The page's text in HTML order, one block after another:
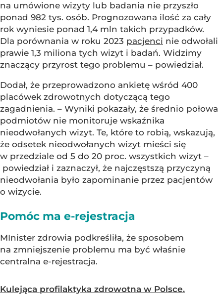
na umówione wizyty lub badania nie przyszło
ponad 982 tys. osób. Prognozowana ilość za cały
rok wyniesie ponad 1,4 mln takich przypadków.
Dla porównania w roku 2023 pacjenci nie odwołali
prawie 1,3 miliona tych wizyt i badań. Widzimy
znaczący przyrost tego problemu – powiedział.
Dodał, że przeprowadzono ankietę wśród 400
placówek zdrowotnych dotyczącą tego
zagadnienia. – Wyniki pokazały, że średnio połowa
podmiotów nie monitoruje wskaźnika
nieodwołanych wizyt. Te, które to robią, wskazują,
że odsetek nieodwołanych wizyt mieści się
w przedziale od 5 do 20 proc. wszystkich wizyt –
powiedział i zaznaczył, że najczęstszą przyczyną
nieodwołania było zapominanie przez pacjentów
o wizycie.
Pomóc ma e-rejestracja
MInister zdrowia podkreśliła, że sposobem
na zmniejszenie problemu ma być właśnie
centralna e-rejestracja.
Kulejąca profilaktyka zdrowotna w Polsce.